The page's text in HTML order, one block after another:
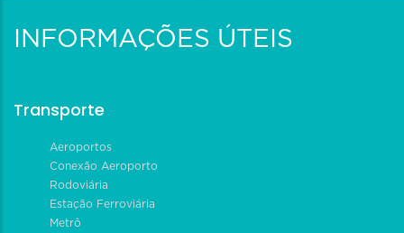
INFORMAÇÕES ÚTEIS
Transporte
Aeroportos
Conexão Aeroporto
Rodoviária
Estação Ferroviária
Metrô